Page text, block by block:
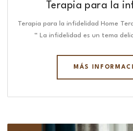
Terapia para la
Terapia para la infidelidad Home
“ La infidelidad es un tema
MÁS